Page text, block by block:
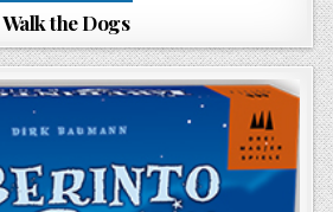
Walk the Dogs